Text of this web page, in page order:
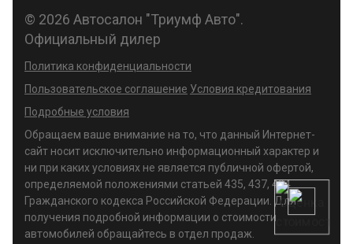
© 2026 Автосалон "Триумф Авто".
Официальный дилер
Политика конфиденциальности
Пользовательское соглашение Условия кредитования
Подробные условия
Обращаем ваше внимание на то, что данный Интернет-
сайт носит исключительно информационный характер и
ни при каких условиях не является публичной офертой,
определяемой положениями статьей 435, 437, 494
Гражданского кодекса Российской Федерации. Для
получения подробной информации о стоимости
автомобилей обращайтесь в отдел продаж.